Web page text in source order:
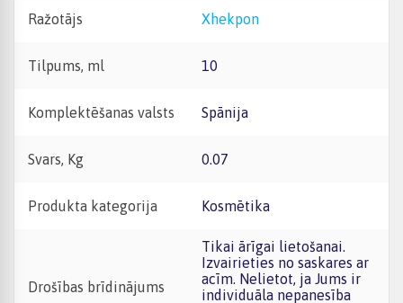
Ražotājs Xhekpon
Tilpums, ml 10
Komplektēšanas valsts Spānija
Svars, Kg 0.07
Produkta kategorija Kosmētika
Drošības brīdinājums
Tikai ārīgai lietošanai.
Izvairieties no saskares ar
acīm. Nelietot, ja Jums ir
individuāla nepanesība